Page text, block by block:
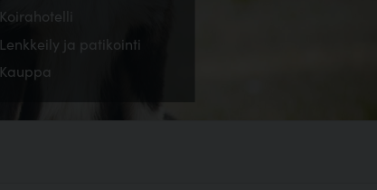
Koirahotelli
Lenkkeily ja patikointi
Kauppa